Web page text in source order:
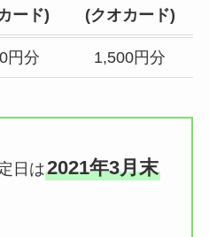
ード)
(クオカード)
円分 1,500円分
日は2021年3月末